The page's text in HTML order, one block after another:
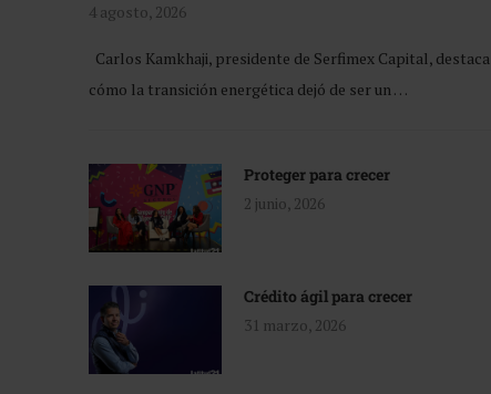
4 agosto, 2026
Carlos Kamkhaji, presidente de Serfimex Capital, destaca
cómo la transición energética dejó de ser un …
Proteger para crecer
2 junio, 2026
Crédito ágil para crecer
31 marzo, 2026